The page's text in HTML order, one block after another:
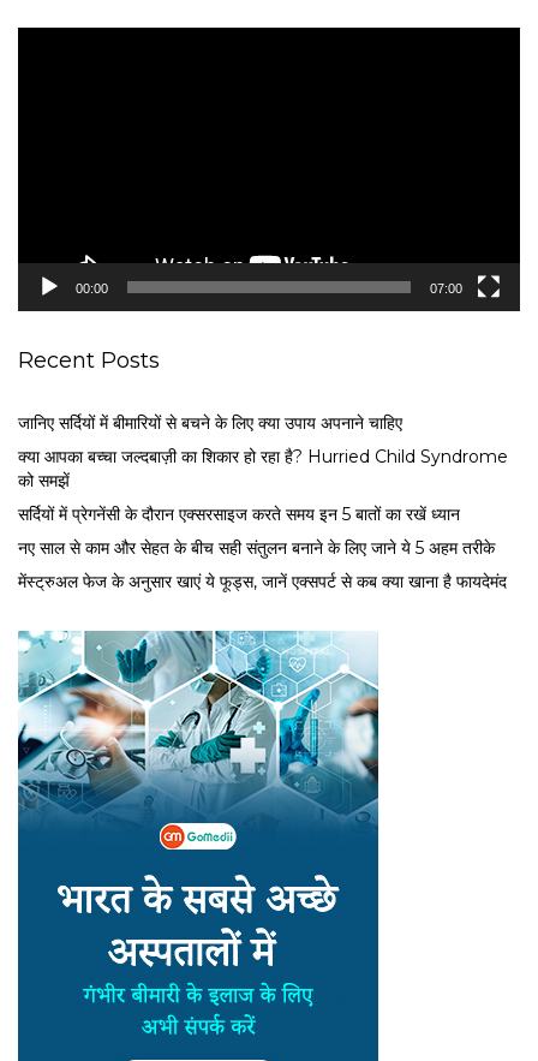
00:00 07:00
Recent Posts
जानिए सर्दियों में बीमारियों से बचने के लिए क्या उपाय अपनाने चाहिए
क्या आपका बच्चा जल्दबाज़ी का शिकार हो रहा है? Hurried Child Syndrome
को समझें
सर्द‍ियों में प्रेगनेंसी के दौरान एक्सरसाइज करते समय इन 5 बातों का रखें ध्यान
नए साल से काम और सेहत के बीच सही संतुलन बनाने के लिए जाने ये 5 अहम तरीके
मेंस्ट्रुअल फेज के अनुसार खाएं ये फूड्स, जानें एक्सपर्ट से कब क्या खाना है फायदेमंद